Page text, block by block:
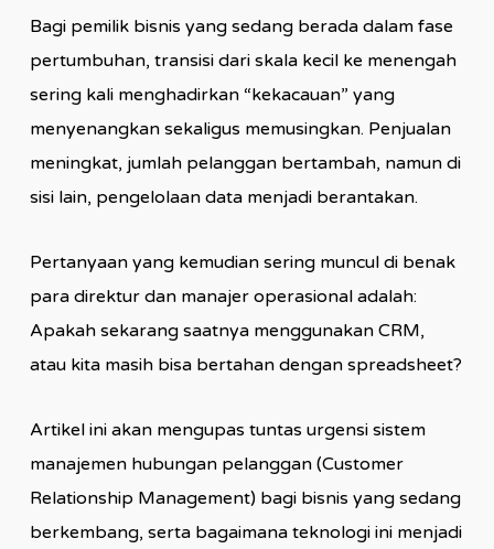
Bagi pemilik bisnis yang sedang berada dalam fase
pertumbuhan, transisi dari skala kecil ke menengah
sering kali menghadirkan “kekacauan” yang
menyenangkan sekaligus memusingkan. Penjualan
meningkat, jumlah pelanggan bertambah, namun di
sisi lain, pengelolaan data menjadi berantakan.
Pertanyaan yang kemudian sering muncul di benak
para direktur dan manajer operasional adalah:
Apakah sekarang saatnya menggunakan CRM,
atau kita masih bisa bertahan dengan spreadsheet?
Artikel ini akan mengupas tuntas urgensi sistem
manajemen hubungan pelanggan (Customer
Relationship Management) bagi bisnis yang sedang
berkembang, serta bagaimana teknologi ini menjadi